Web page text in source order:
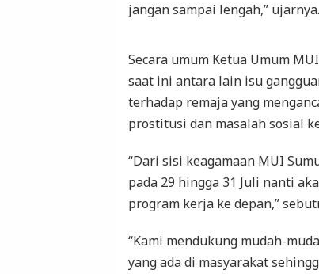
jangan sampai lengah,” ujarnya.
Secara umum Ketua Umum
saat ini antara lain isu
terhadap remaja yang
prostitusi dan masalah sosial
“Dari sisi keagamaan MUI
pada 29 hingga 31 Juli nanti
program kerja ke depan,”
“Kami mendukung mudah-
yang ada di masyarakat